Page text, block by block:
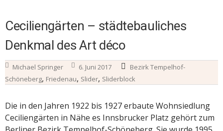
Ceciliengärten – städtebauliches
Denkmal des Art déco
Michael Springer 6. Juni 2017
Bezirk Tempelhof-
Schöneberg, Friedenau, Slider, Sliderblock
Die in den Jahren 1922 bis 1927 erbaute Wohnsiedlung
Ceciliengärten in Nähe es Innsbrucker Platz gehört zum